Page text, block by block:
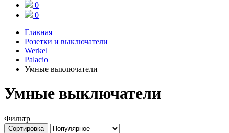
0
0
Главная
Розетки и выключатели
Werkel
Palacio
Умные выключатели
Умные выключатели
Фильтр
Сортировка